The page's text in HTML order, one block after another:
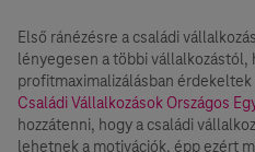
Első ránézésre a családi
lényegesen a többi vállalkozástól,
profitmaximalizálásban érdekeltek
Családi Vállalkozások Országos
hozzátenni, hogy a családi
lehetnek a motivációk, épp ezért